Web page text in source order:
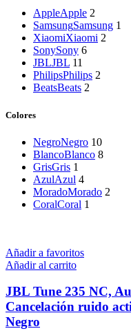
AppleApple 2
SamsungSamsung 1
XiaomiXiaomi 2
SonySony 6
JBLJBL 11
PhilipsPhilips 2
BeatsBeats 2
Colores
NegroNegro 10
BlancoBlanco 8
GrisGris 1
AzulAzul 4
MoradoMorado 2
CoralCoral 1
Añadir a favoritos
Añadir al carrito
JBL Tune 235 NC,
Cancelación ruido
Negro